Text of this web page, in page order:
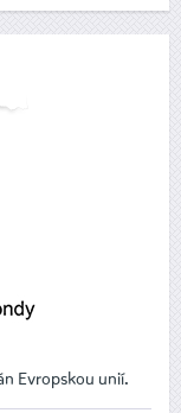
Evropskou unií.